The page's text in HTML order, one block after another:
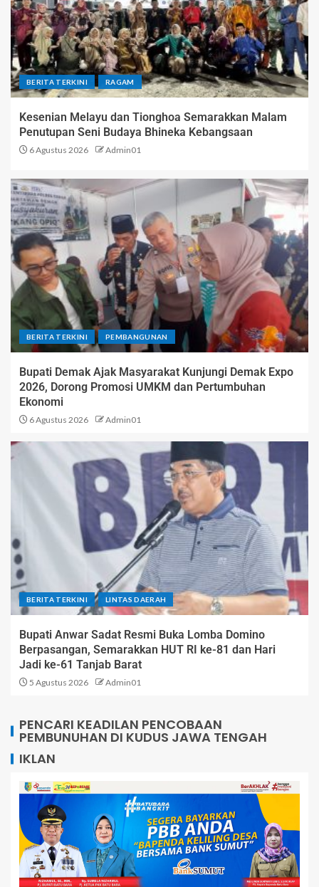
BERITA TERKINI RAGAM
Kesenian Melayu dan Tionghoa Semarakkan Malam
Penutupan Seni Budaya Bhineka Kebangsaan
6 Agustus 2026 Admin01
BERITA TERKINI PEMBANGUNAN
Bupati Demak Ajak Masyarakat Kunjungi Demak Expo
2026, Dorong Promosi UMKM dan Pertumbuhan
Ekonomi
6 Agustus 2026 Admin01
BERITA TERKINI LINTAS DAERAH
Bupati Anwar Sadat Resmi Buka Lomba Domino
Berpasangan, Semarakkan HUT RI ke-81 dan Hari
Jadi ke-61 Tanjab Barat
5 Agustus 2026 Admin01
PENCARI KEADILAN PENCOBAAN
PEMBUNUHAN DI KUDUS JAWA TENGAH
IKLAN